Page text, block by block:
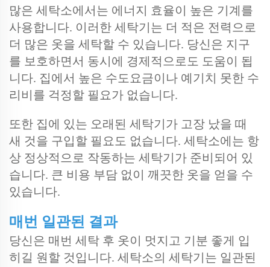
많은 세탁소에서는 에너지 효율이 높은 기계를
사용합니다. 이러한 세탁기는 더 적은 전력으로
더 많은 옷을 세탁할 수 있습니다. 당신은 지구
를 보호하면서 동시에 경제적으로도 도움이 됩
니다. 집에서 높은 수도요금이나 예기치 못한 수
리비를 걱정할 필요가 없습니다.
또한 집에 있는 오래된 세탁기가 고장 났을 때
새 것을 구입할 필요도 없습니다. 세탁소에는 항
상 정상적으로 작동하는 세탁기가 준비되어 있
습니다. 큰 비용 부담 없이 깨끗한 옷을 얻을 수
있습니다.
매번 일관된 결과
당신은 매번 세탁 후 옷이 멋지고 기분 좋게 입
히길 원할 것입니다. 세탁소의 세탁기는 일관된